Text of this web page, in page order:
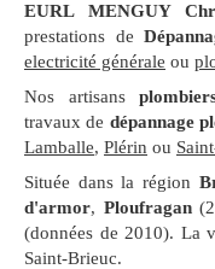
EURL MENGUY
prestations de
electricité générale ou
Nos artisans
travaux de dépannage
Lamballe, Plérin ou
Située dans la région
d'armor, Ploufragan
(données de 2010). La
Saint-Brieuc.